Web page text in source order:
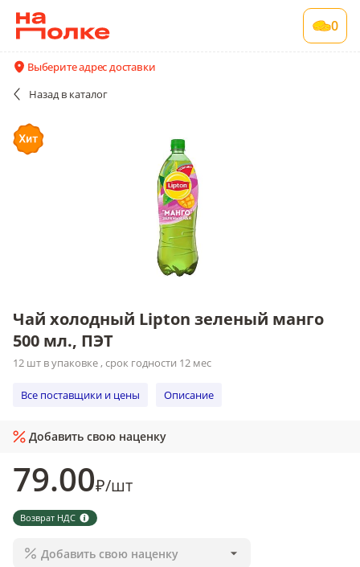
0
Выберите адрес доставки
Назад в каталог
Чай холодный Lipton зеленый манго 500 мл.,
ПЭТ
Чай холодный Lipton зеленый манго
500 мл., ПЭТ
12 шт в упаковке , срок годности 12 мес
Все поставщики и цены Описание
Добавить свою наценку
79.00₽/шт
Возврат НДС
Добавить свою наценку